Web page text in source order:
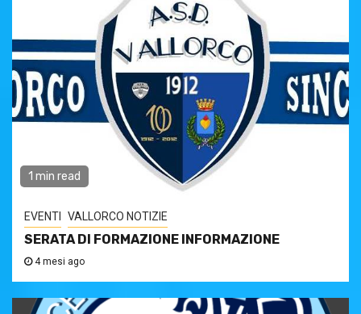
1 min read
EVENTI VALLORCO NOTIZIE
SERATA DI FORMAZIONE INFORMAZIONE
4 mesi ago